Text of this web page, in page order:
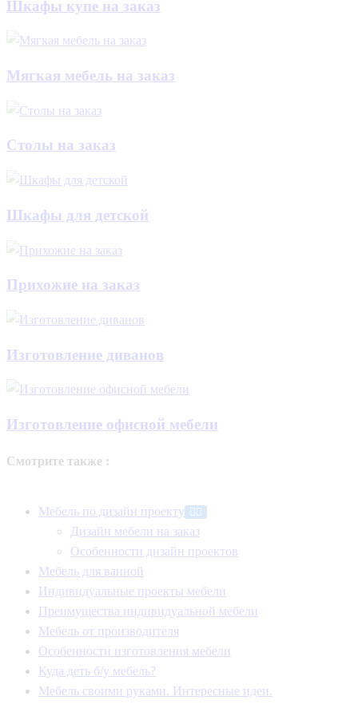
Шкафы купе на заказ
Мягкая мебель на заказ
Столы на заказ
Шкафы для детской
Прихожие на заказ
Изготовление диванов
Изготовление офисной мебели
Смотрите также :
Мебель по дизайн проекту
Дизайн мебели на заказ
Особенности дизайн проектов
Мебель для ванной
Индивидуальные проекты мебели
Преимущества индивидуальной мебели
Мебель от производителя
Особенности изготовления мебели
Куда деть б/у мебель?
Мебель своими руками. Интересные идеи.